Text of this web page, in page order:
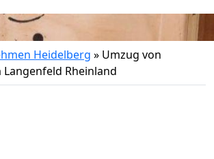
Heidelberg » Umzug von
Rheinland